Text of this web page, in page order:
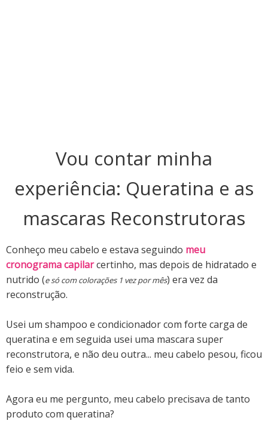
Vou contar minha
experiência: Queratina e as
mascaras Reconstrutoras
Conheço meu cabelo e estava seguindo meu
cronograma capilarcertinho, mas depois de hidratado e
nutrido (e só com colorações 1 vez por mês) era vez da
reconstrução.
Usei um shampoo e condicionador com forte carga de
queratina e em seguida usei uma mascara super
reconstrutora, e não deu outra... meu cabelo pesou, ficou
feio e sem vida.
Agora eu me pergunto, meu cabelo precisava de tanto
produto com queratina?